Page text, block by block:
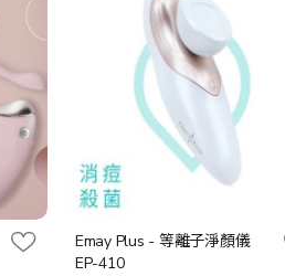
Emay Plus - 等離子淨顏儀
EP-410